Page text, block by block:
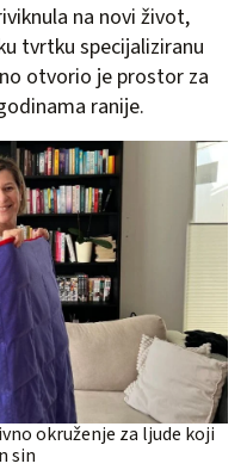
na novi život,
tvrtku specijaliziranu
otvorio je prostor za
ranije.
okruženje za ljude koji
sin